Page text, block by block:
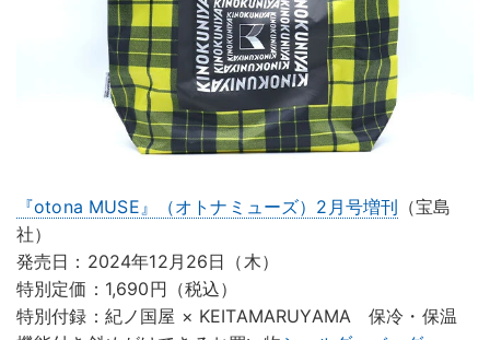
『otona MUSE』（オトナミューズ）2月号増刊 （宝島
社）
発売日：2024年12月26日（木）
特別定価：1,690円（税込）
特別付録：紀ノ国屋 × KEITAMARUYAMA 保冷・保温